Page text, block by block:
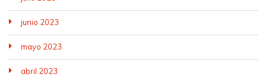
junio 2023
mayo 2023
abril 2023